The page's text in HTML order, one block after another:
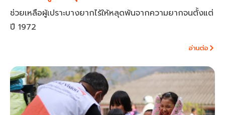
ช่วยเหลือผู้เปราะบางยากไร้ให้หลุดพ้นจากความยากจนตั้งแต่
ปี 1972
อ่านต่อ